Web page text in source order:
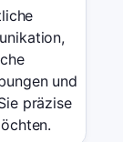
und
präzise